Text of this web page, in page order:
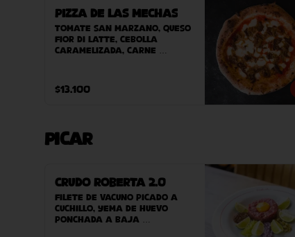
Pizza de las Mechas
Tomate San Marzano, queso
Fior Di Latte, cebolla
caramelizada, carne
$13.100
Picar
Crudo Roberta 2.0
Filete de vacuno picado a
cuchillo, yema de huevo
ponchada a baja